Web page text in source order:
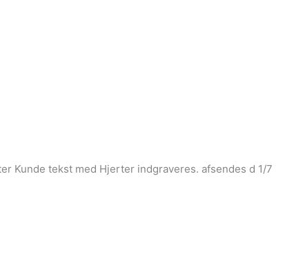
Kunde tekst med Hjerter indgraveres. afsendes d 1/7